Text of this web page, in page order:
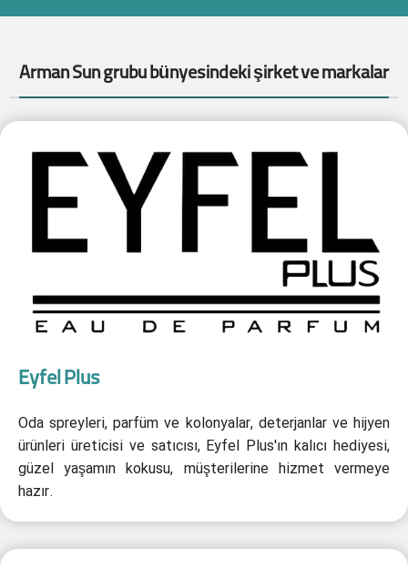
Arman Sun grubu bünyesindeki şirket ve markalar
Eyfel Plus
Oda spreyleri, parfüm ve kolonyalar, deterjanlar ve hijyen
ürünleri üreticisi ve satıcısı, Eyfel Plus'ın kalıcı hediyesi,
güzel yaşamın kokusu, müşterilerine hizmet vermeye
hazır.